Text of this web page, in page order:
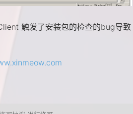
触发了安装包的检查的bug导致